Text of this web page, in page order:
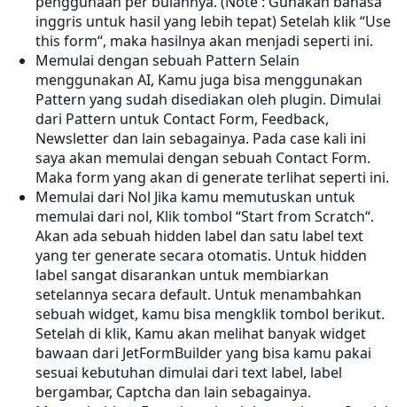
inggris untuk hasil yang lebih tepat) Setelah klik “Use
this form“, maka hasilnya akan menjadi seperti ini.
Memulai dengan sebuah Pattern Selain
menggunakan AI, Kamu juga bisa menggunakan
Pattern yang sudah disediakan oleh plugin. Dimulai
dari Pattern untuk Contact Form, Feedback,
Newsletter dan lain sebagainya. Pada case kali ini
saya akan memulai dengan sebuah Contact Form.
Maka form yang akan di generate terlihat seperti ini.
Memulai dari Nol Jika kamu memutuskan untuk
memulai dari nol, Klik tombol “Start from Scratch“.
Akan ada sebuah hidden label dan satu label text
yang ter generate secara otomatis. Untuk hidden
label sangat disarankan untuk membiarkan
setelannya secara default. Untuk menambahkan
sebuah widget, kamu bisa mengklik tombol berikut.
Setelah di klik, Kamu akan melihat banyak widget
bawaan dari JetFormBuilder yang bisa kamu pakai
sesuai kebutuhan dimulai dari text label, label
bergambar, Captcha dan lain sebagainya.